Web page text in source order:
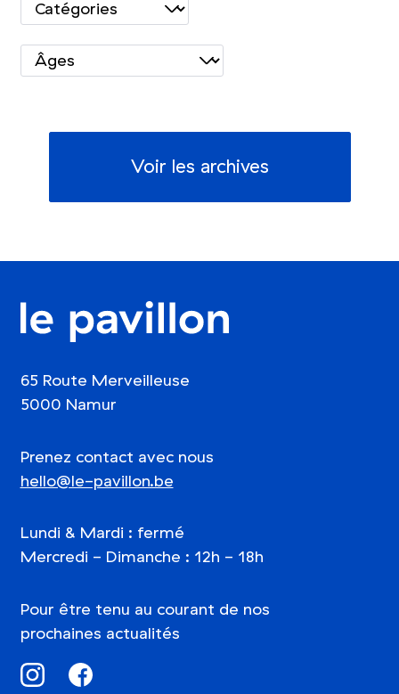
Voir les archives
65 Route Merveilleuse
5000 Namur
Prenez contact avec nous
hello@​le-​pavillon.​be
Lundi & Mardi : fermé
Mercredi - Dimanche : 12h - 18h
Pour être tenu au courant de nos
prochaines actualités